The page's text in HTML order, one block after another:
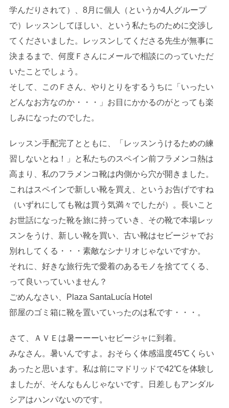
学んだりされて）、8月に個人（というか4人グループ
で）レッスンしてほしい、という私たちのために交渉し
てくださいました。レッスンしてくださる先生が無事に
決まるまで、何度Ｆさんにメールで相談にのっていただ
いたことでしょう。
そして、このＦさん、やりとりをするうちに「いったい
どんなお方なのか・・・」お目にかかるのがとっても楽
しみになったのでした。
レッスン手配完了とともに、「レッスンうけるための練
習しないとね！」と私たちのスペイン前フラメンコ熱は
高まり、私のフラメンコ靴は内側から穴が開きました。
これはスペインで新しい靴を買え、というお告げですね
（いずれにしても靴は買う気満々でしたが）。長いこと
お世話になった靴を旅に持っていき、その靴で本場レッ
スンをうけ、新しい靴を買い、古い靴はセビージャでお
別れしてくる・・・素敵なシナリオじゃないですか。
それに、好きな旅行先で愛着のあるモノを捨ててくる、
って良いっていいません？
ごめんなさい、Plaza SantaLucía Hotel
部屋のゴミ箱に靴を置いていったのは私です・・・。
さて、ＡＶＥは暑ーーーいセビージャに到着。
みなさん。暑いんですよ。おそらく体感温度45℃くらい
あったと思います。私は前にマドリッドで42℃を体験し
ましたが、そんなもんじゃないです。日差しもアンダル
シアはハンパないのです。